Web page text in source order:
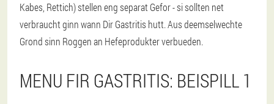
Kabes, Rettich) stellen eng separat Gefor - si sollten net
verbraucht ginn wann Dir Gastritis hutt. Aus deemselwechte
Grond sinn Roggen an Hefeprodukter verbueden.
MENU FIR GASTRITIS: BEISPILL 1